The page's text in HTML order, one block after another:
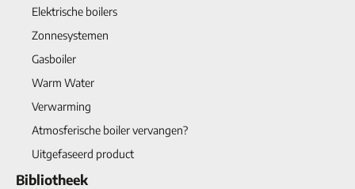
Elektrische boilers
Zonnesystemen
Gasboiler
Warm Water
Verwarming
Atmosferische boiler vervangen?
Uitgefaseerd product
Bibliotheek